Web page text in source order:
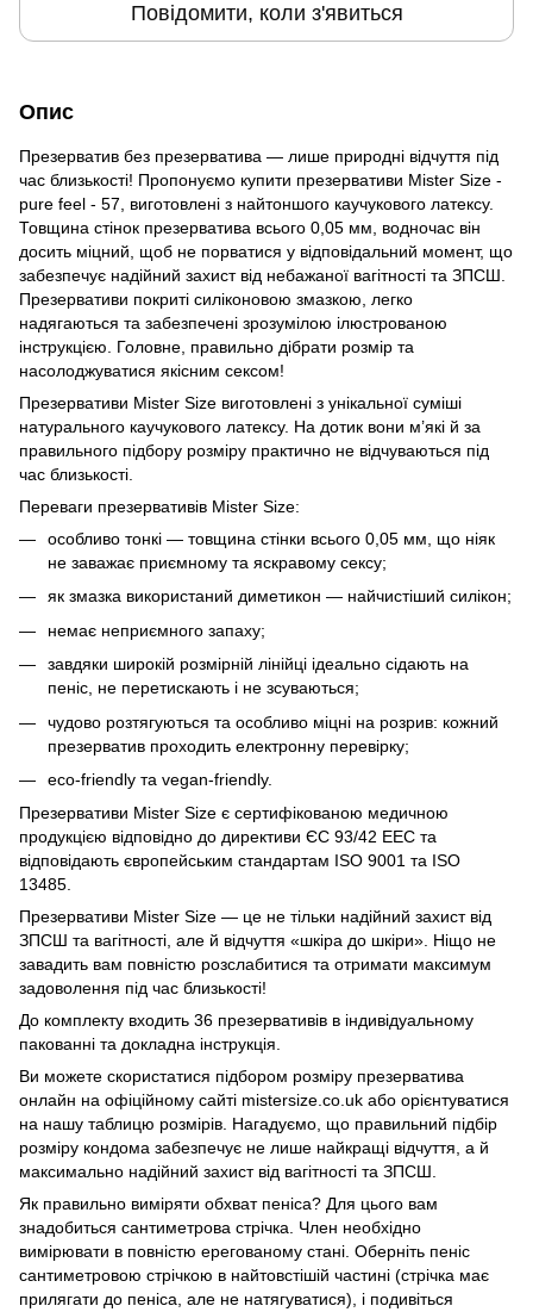
Повідомити, коли з'явиться
Опис
Презерватив без презерватива — лише природні відчуття під
час близькості! Пропонуємо купити презервативи Mister Size -
pure feel - 57, виготовлені з найтоншого каучукового латексу.
Товщина стінок презерватива всього 0,05 мм, водночас він
досить міцний, щоб не порватися у відповідальний момент, що
забезпечує надійний захист від небажаної вагітності та ЗПСШ.
Презервативи покриті силіконовою змазкою, легко
надягаються та забезпечені зрозумілою ілюстрованою
інструкцією. Головне, правильно дібрати розмір та
насолоджуватися якісним сексом!
Презервативи Mister Size виготовлені з унікальної суміші
натурального каучукового латексу. На дотик вони м’які й за
правильного підбору розміру практично не відчуваються під
час близькості.
Переваги презервативів Mister Size:
особливо тонкі — товщина стінки всього 0,05 мм, що ніяк
не заважає приємному та яскравому сексу;
як змазка використаний диметикон — найчистіший силікон;
немає неприємного запаху;
завдяки широкій розмірній лінійці ідеально сідають на
пеніс, не перетискають і не зсуваються;
чудово розтягуються та особливо міцні на розрив: кожний
презерватив проходить електронну перевірку;
eco-friendly та vegan-friendly.
Презервативи Mister Size є сертифікованою медичною
продукцією відповідно до директиви ЄС 93/42 EEC та
відповідають європейським стандартам ISO 9001 та ISO
13485.
Презервативи Mister Size — це не тільки надійний захист від
ЗПСШ та вагітності, але й відчуття «шкіра до шкіри». Ніщо не
завадить вам повністю розслабитися та отримати максимум
задоволення під час близькості!
До комплекту входить 36 презервативів в індивідуальному
пакованні та докладна інструкція.
Ви можете скористатися підбором розміру презерватива
онлайн на офіційному сайті mistersize.co.uk або орієнтуватися
на нашу таблицю розмірів. Нагадуємо, що правильний підбір
розміру кондома забезпечує не лише найкращі відчуття, а й
максимально надійний захист від вагітності та ЗПСШ.
Як правильно виміряти обхват пеніса? Для цього вам
знадобиться сантиметрова стрічка. Член необхідно
вимірювати в повністю ерегованому стані. Оберніть пеніс
сантиметровою стрічкою в найтовстішій частині (стрічка має
прилягати до пеніса, але не натягуватися), і подивіться